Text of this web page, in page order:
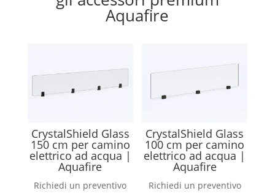
Aquafire
CrystalShield Glass
150 cm per camino
elettrico ad acqua |
Aquafire
Richiedi un preventivo
CrystalShield Glass
100 cm per camino
elettrico ad acqua |
Aquafire
Richiedi un preventivo